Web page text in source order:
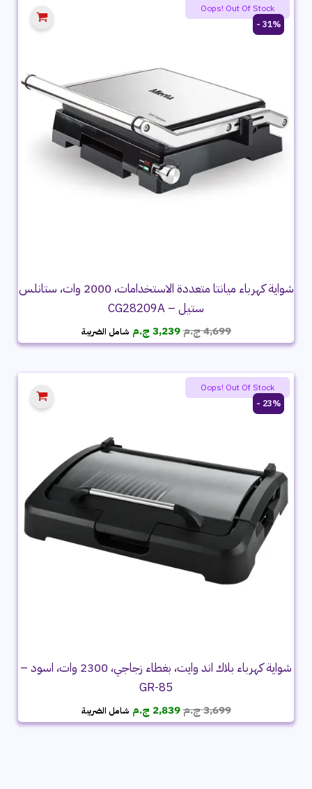
31% -
شواية كهرباء ميانتا متعددة الاستخدامات، 2000 وات، ستانلس
ستيل – CG28209A
4,699ج.مالسعر
الأصلي
4,699 ج.م.
3,239 ج.م السعر
الحالي
3,239 ج.م.
شامل الضريبة
Oops! Out Of Stock
23% -
شواية كهرباء بلاك اند وايت، بغطاء زجاجي، 2300 وات، اسود –
GR-85
3,699ج.مالسعر
الأصلي
2,839 ج.م السعر
الحالي
شامل الضريبة
Oops! Out Of Stock